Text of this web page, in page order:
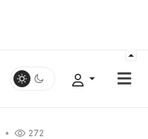
272